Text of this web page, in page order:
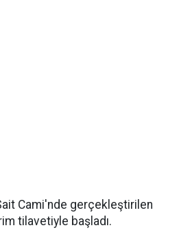
Cami'nde gerçekleştirilen
tilavetiyle başladı.